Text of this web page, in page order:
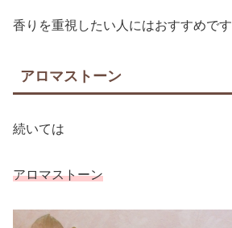
香りを重視したい人にはおすすめです
アロマストーン
続いては
アロマストーン